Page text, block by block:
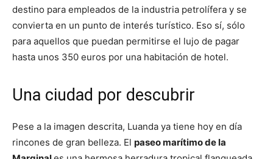
destino para empleados de la industria petrolífera y se
convierta en un punto de interés turístico. Eso sí, sólo
para aquellos que puedan permitirse el lujo de pagar
hasta unos 350 euros por una habitación de hotel.
Una ciudad por descubrir
Pese a la imagen descrita, Luanda ya tiene hoy en día
rincones de gran belleza. El paseo marítimo de la